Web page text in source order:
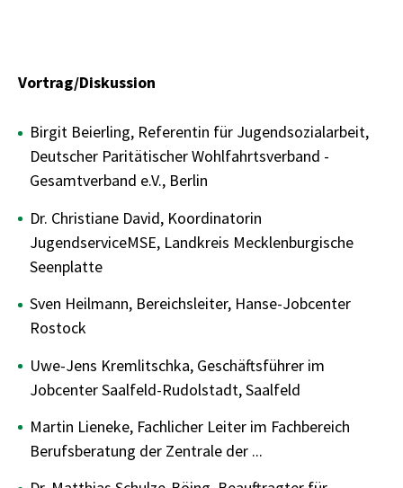
Vortrag/Diskussion
Birgit Beierling, Referentin für Jugendsozialarbeit,
Deutscher Paritätischer Wohlfahrtsverband -
Gesamtverband e.V., Berlin
Dr. Christiane David, Koordinatorin
JugendserviceMSE, Landkreis Mecklenburgische
Seenplatte
Sven Heilmann, Bereichsleiter, Hanse-Jobcenter
Rostock
Uwe-Jens Kremlitschka, Geschäftsführer im
Jobcenter Saalfeld-Rudolstadt, Saalfeld
Martin Lieneke, Fachlicher Leiter im Fachbereich
Berufsberatung der Zentrale der ...